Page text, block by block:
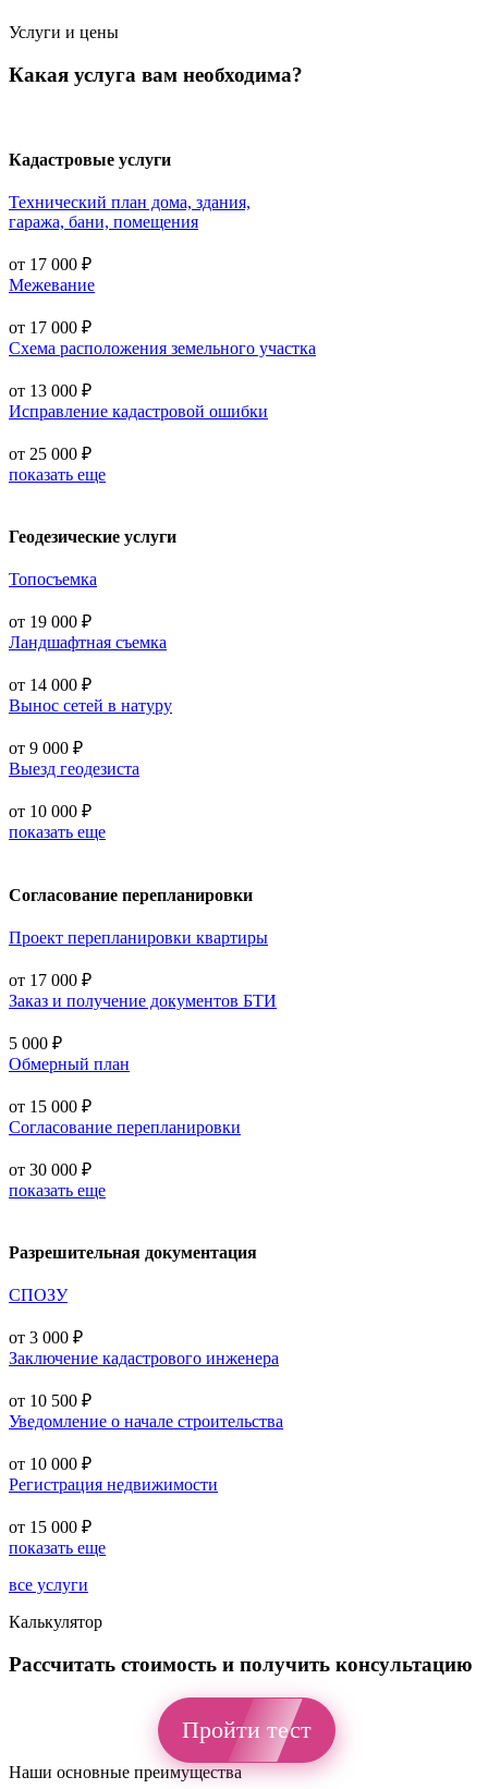
Услуги и цены
Какая услуга вам необходима?
Кадастровые услуги
Технический план дома, здания,
гаража, бани, помещения
от 17 000 ₽
Межевание
от 17 000 ₽
Схема расположения земельного участка
от 13 000 ₽
Исправление кадастровой ошибки
от 25 000 ₽
показать еще
Геодезические услуги
Топосъемка
от 19 000 ₽
Ландшафтная съемка
от 14 000 ₽
Вынос сетей в натуру
от 9 000 ₽
Выезд геодезиста
от 10 000 ₽
показать еще
Согласование перепланировки
Проект перепланировки квартиры
от 17 000 ₽
Заказ и получение документов БТИ
5 000 ₽
Обмерный план
от 15 000 ₽
Согласование перепланировки
от 30 000 ₽
показать еще
Разрешительная документация
СПОЗУ
от 3 000 ₽
Заключение кадастрового инженера
от 10 500 ₽
Уведомление о начале строительства
от 10 000 ₽
Регистрация недвижимости
от 15 000 ₽
показать еще
все услуги
Калькулятор
Рассчитать стоимость и получить консультацию
Пройти тест
Наши основные преимущества